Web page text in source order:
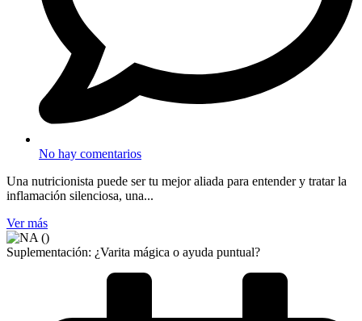
No hay comentarios
Una nutricionista puede ser tu mejor aliada para entender y tratar la
inflamación silenciosa, una...
Ver más
Suplementación: ¿Varita mágica o ayuda puntual?